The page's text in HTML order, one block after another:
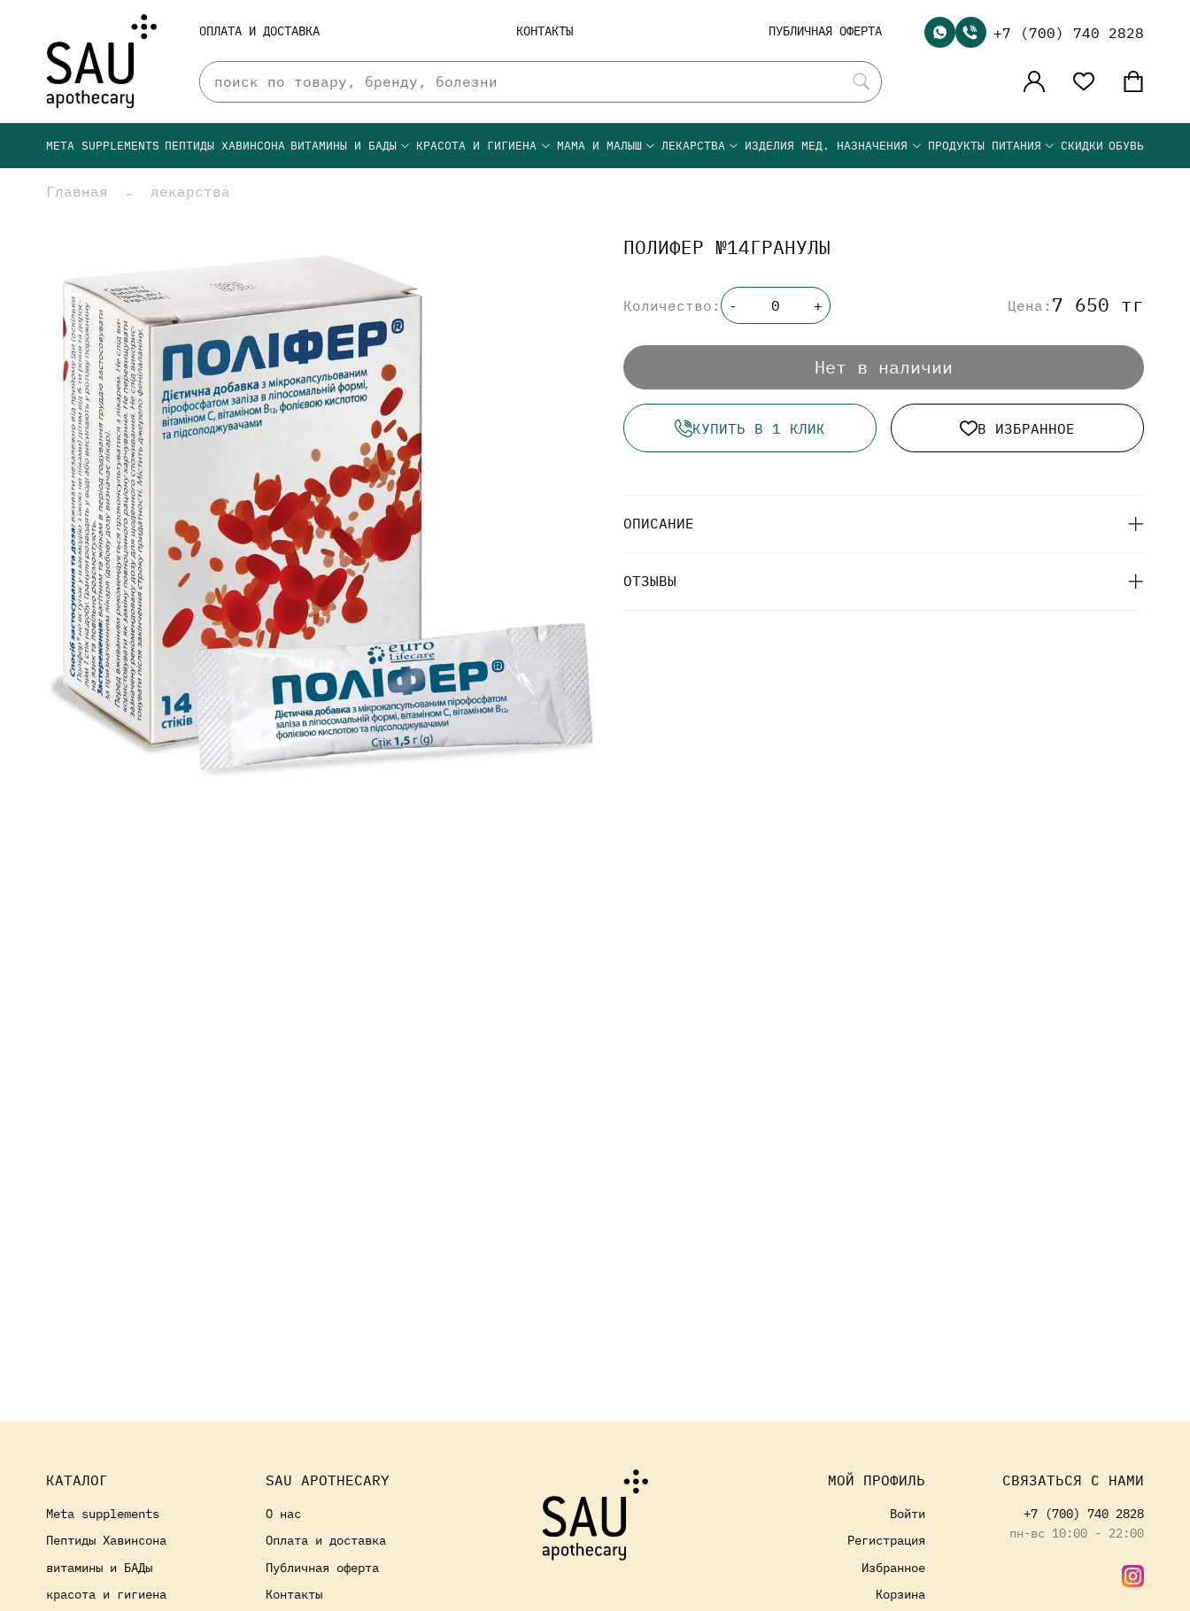
ОПЛАТА И ДОСТАВКА КОНТАКТЫ ПУБЛИЧНАЯ ОФЕРТА +7 (700) 740 2828
META SUPPLEMENTS ПЕПТИДЫ ХАВИНСОНА ВИТАМИНЫ И БАДЫ КРАСОТА И ГИГИЕНА МАМА И МАЛЫШ ЛЕКАРСТВА ИЗДЕЛИЯ МЕД. НАЗНАЧЕНИЯ ПРОДУКТЫ ПИТАНИЯ СКИДКИ ОБУВЬ
Главная лекарства
ПОЛИФЕР №14ГРАНУЛЫ
Количество: - + Цена: 7 650 тг
Нет в наличии
КУПИТЬ В 1 КЛИК В ИЗБРАННОЕ
ОПИСАНИЕ
ОТЗЫВЫ
КАТАЛОГ
Meta supplements
Пептиды Хавинсона
витамины и БАДы
красота и гигиена
SAU APOTHECARY
О нас
Оплата и доставка
Публичная оферта
Контакты
МОЙ ПРОФИЛЬ
Войти
Регистрация
Избранное
Корзина
СВЯЗАТЬСЯ С НАМИ
+7 (700) 740 2828
пн-вс 10:00 - 22:00